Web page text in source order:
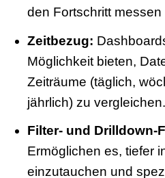
den Fortschritt
Zeitbezug:
Möglichkeit bieten,
Zeiträume (täglich,
jährlich) zu vergleichen.
Filter- und Drilldown-
Ermöglichen es, tiefer
einzutauchen und